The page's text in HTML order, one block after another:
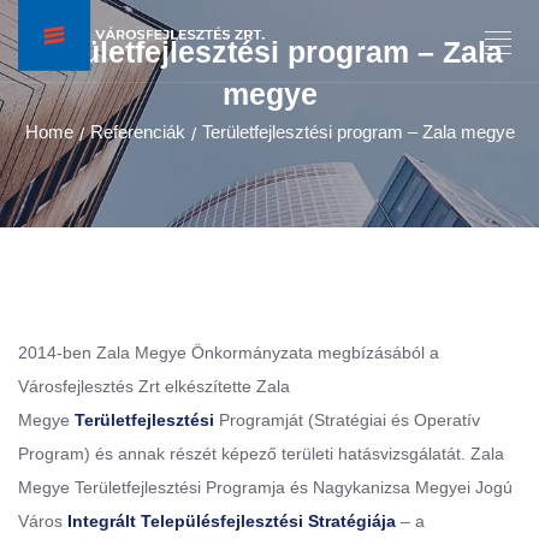
Területfejlesztési program – Zala
megye
Home / Referenciák / Területfejlesztési program – Zala megye
2014-ben Zala Megye Önkormányzata megbízásából a
Városfejlesztés Zrt elkészítette Zala
Megye Területfejlesztési Programját (Stratégiai és Operatív
Program) és annak részét képező területi hatásvizsgálatát. Zala
Megye Területfejlesztési Programja és Nagykanizsa Megyei Jogú
Város Integrált Településfejlesztési Stratégiája – a